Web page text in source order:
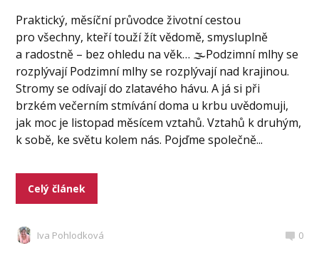
Praktický, měsíční průvodce životní cestou
pro všechny, kteří touží žít vědomě, smysluplně
a radostně – bez ohledu na věk… 🌫️Podzimní mlhy se
rozplývají Podzimní mlhy se rozplývají nad krajinou.
Stromy se odívají do zlatavého hávu. A já si při
brzkém večerním stmívání doma u krbu uvědomuji,
jak moc je listopad měsícem vztahů. Vztahů k druhým,
k sobě, ke světu kolem nás. Pojďme společně...
Celý článek
Iva Pohlodková 0